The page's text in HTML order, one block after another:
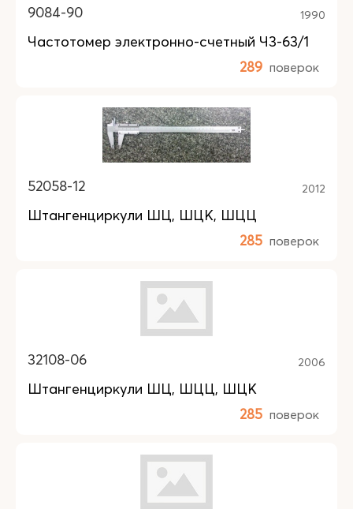
9084-90 1990
Частотомер электронно-счетный Ч3-63/1
289 поверок
52058-12 2012
Штангенциркули ШЦ, ШЦК, ШЦЦ
285 поверок
32108-06 2006
Штангенциркули ШЦ, ШЦЦ, ШЦК
285 поверок